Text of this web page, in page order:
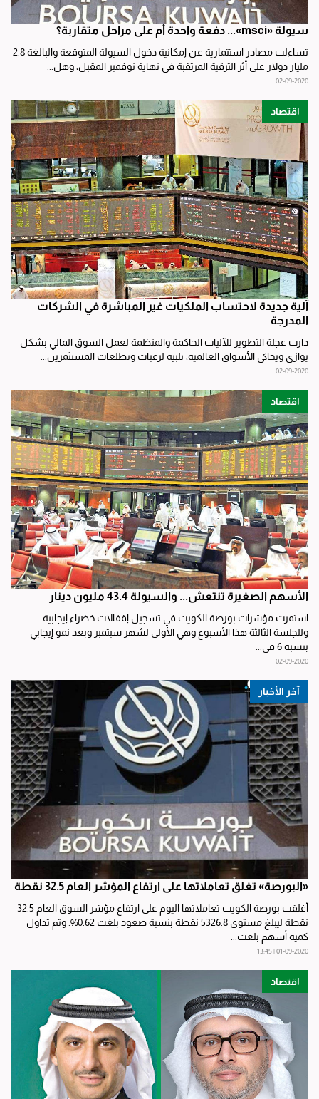
سيولة «msci»... دفعة واحدة أم على مراحل متقاربة؟
تساءلت مصادر استثمارية عن إمكانية دخول السيولة المتوقعة والبالغة 2.8
مليار دولار على أثر الترقية المرتقبة في نهاية نوفمبر المقبل، وهل...
02-09-2020
اقتصاد
آلية جديدة لاحتساب الملكيات غير المباشرة في الشركات
المدرجة
دارت عجلة التطوير للآليات الحاكمة والمنظمة لعمل السوق المالي بشكل
يوازي ويحاكي الأسواق العالمية، تلبية لرغبات وتطلعات المستثمرين...
02-09-2020
اقتصاد
الأسهم الصغيرة تنتعش... والسيولة 43.4 مليون دينار
استمرت مؤشرات بورصة الكويت في تسجيل إقفالات خضراء إيجابية
وللجلسة الثالثة هذا الأسبوع وهي الأولى لشهر سبتمبر وبعد نمو إيجابي
بنسبة 6 في...
02-09-2020
آخر الأخبار
«البورصة» تغلق تعاملاتها على ارتفاع المؤشر العام 32.5 نقطة
أغلقت بورصة الكويت تعاملاتها اليوم على ارتفاع مؤشر السوق العام 32.5
نقطة ليبلغ مستوى 5326.8 نقطة بنسبة صعود بلغت 0.62%. وتم تداول
كمية أسهم بلغت...
01-09-2020 | 13:45
اقتصاد